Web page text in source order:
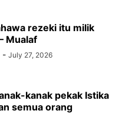
rezeki itu milik
Mualaf
- July 27, 2026
kanak pekak Istika
semua orang